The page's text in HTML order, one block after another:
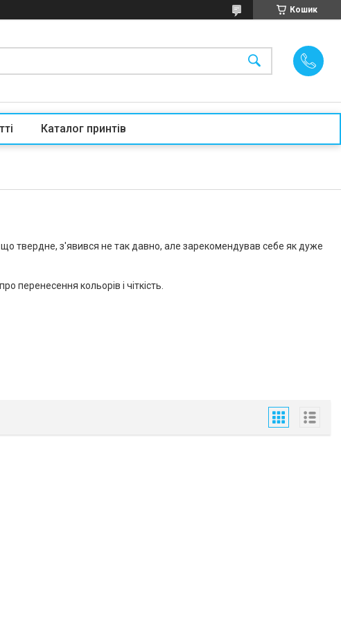
Кошик
Каталог принтів
твердне, з'явився не так давно, але зарекомендував себе як дуже
перенесення кольорів і чіткість.